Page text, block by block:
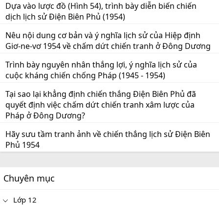
Dựa vào lược đồ (Hình 54), trình bày diễn biến chiến
dịch lịch sử Điện Biên Phủ (1954)
Nêu nội dung cơ bản và ý nghĩa lịch sử của Hiệp định
Giơ-ne-vơ 1954 về chấm dứt chiến tranh ở Đông Dương
Trình bày nguyên nhân thắng lợi, ý nghĩa lịch sử của
cuộc kháng chiến chống Pháp (1945 - 1954)
Tại sao lại khẳng định chiến thắng Điện Biên Phủ đã
quyết định việc chấm dứt chiến tranh xâm lược của
Pháp ở Đông Dương?
Hãy sưu tầm tranh ảnh về chiến thắng lịch sử Điện Biên
Phủ 1954
Chuyên mục
Lớp 12